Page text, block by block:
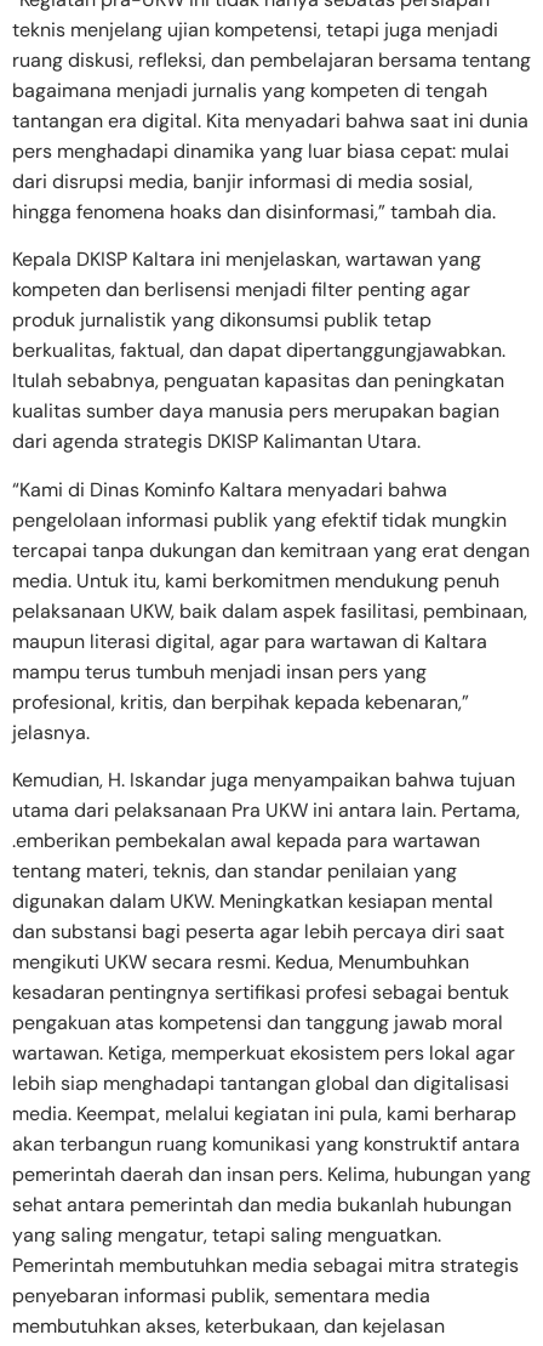
teknis menjelang ujian kompetensi, tetapi juga menjadi
ruang diskusi, refleksi, dan pembelajaran bersama tentang
bagaimana menjadi jurnalis yang kompeten di tengah
tantangan era digital. Kita menyadari bahwa saat ini dunia
pers menghadapi dinamika yang luar biasa cepat: mulai
dari disrupsi media, banjir informasi di media sosial,
hingga fenomena hoaks dan disinformasi,” tambah dia.
Kepala DKISP Kaltara ini menjelaskan, wartawan yang
kompeten dan berlisensi menjadi filter penting agar
produk jurnalistik yang dikonsumsi publik tetap
berkualitas, faktual, dan dapat dipertanggungjawabkan.
Itulah sebabnya, penguatan kapasitas dan peningkatan
kualitas sumber daya manusia pers merupakan bagian
dari agenda strategis DKISP Kalimantan Utara.
“Kami di Dinas Kominfo Kaltara menyadari bahwa
pengelolaan informasi publik yang efektif tidak mungkin
tercapai tanpa dukungan dan kemitraan yang erat dengan
media. Untuk itu, kami berkomitmen mendukung penuh
pelaksanaan UKW, baik dalam aspek fasilitasi, pembinaan,
maupun literasi digital, agar para wartawan di Kaltara
mampu terus tumbuh menjadi insan pers yang
profesional, kritis, dan berpihak kepada kebenaran,”
jelasnya.
Kemudian, H. Iskandar juga menyampaikan bahwa tujuan
utama dari pelaksanaan Pra UKW ini antara lain. Pertama,
.emberikan pembekalan awal kepada para wartawan
tentang materi, teknis, dan standar penilaian yang
digunakan dalam UKW. Meningkatkan kesiapan mental
dan substansi bagi peserta agar lebih percaya diri saat
mengikuti UKW secara resmi. Kedua, Menumbuhkan
kesadaran pentingnya sertifikasi profesi sebagai bentuk
pengakuan atas kompetensi dan tanggung jawab moral
wartawan. Ketiga, memperkuat ekosistem pers lokal agar
lebih siap menghadapi tantangan global dan digitalisasi
media. Keempat, melalui kegiatan ini pula, kami berharap
akan terbangun ruang komunikasi yang konstruktif antara
pemerintah daerah dan insan pers. Kelima, hubungan yang
sehat antara pemerintah dan media bukanlah hubungan
yang saling mengatur, tetapi saling menguatkan.
Pemerintah membutuhkan media sebagai mitra strategis
penyebaran informasi publik, sementara media
membutuhkan akses, keterbukaan, dan kejelasan